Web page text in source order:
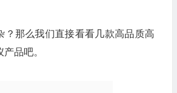
？那么我们直接看看几款高品质高
品吧。